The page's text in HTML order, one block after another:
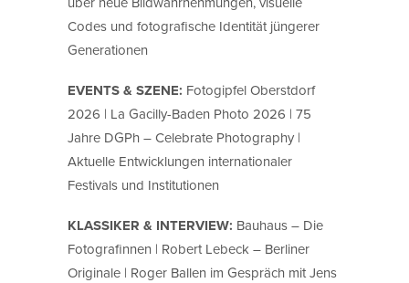
Codes und fotografische Identität jüngerer
Generationen
EVENTS & SZENE: Fotogipfel Oberstdorf
2026 | La Gacilly-Baden Photo 2026 | 75
Jahre DGPh – Celebrate Photography |
Aktuelle Entwicklungen internationaler
Festivals und Institutionen
KLASSIKER & INTERVIEW: Bauhaus – Die
Fotografinnen | Robert Lebeck – Berliner
Originale | Roger Ballen im Gespräch mit Jens